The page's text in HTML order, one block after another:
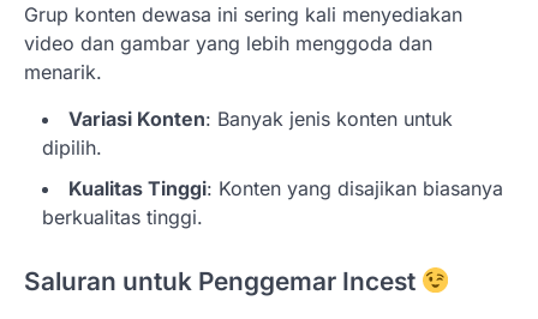
Grup konten dewasa ini sering kali menyediakan
video dan gambar yang lebih menggoda dan
menarik.
Variasi Konten: Banyak jenis konten untuk
dipilih.
Kualitas Tinggi: Konten yang disajikan biasanya
berkualitas tinggi.
Saluran untuk Penggemar Incest